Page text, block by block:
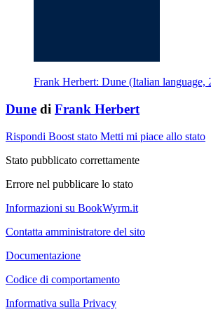
Frank Herbert: Dune (Italian language,
Dune di Frank Herbert
Rispondi Boost stato Metti mi piace allo stato
Stato pubblicato correttamente
Errore nel pubblicare lo stato
Informazioni su BookWyrm.it
Contatta amministratore del sito
Documentazione
Codice di comportamento
Informativa sulla Privacy